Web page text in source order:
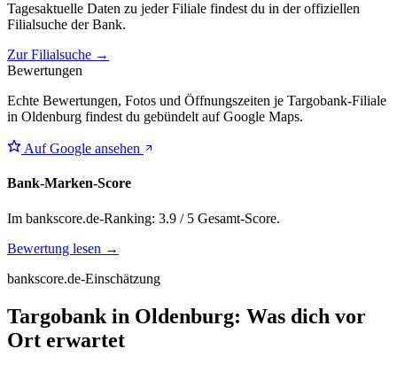
Tagesaktuelle Daten zu jeder Filiale findest du in der offiziellen
Filialsuche der Bank.
Zur Filialsuche →
Bewertungen
Echte Bewertungen, Fotos und Öffnungszeiten je Targobank-Filiale
in Oldenburg findest du gebündelt auf Google Maps.
Auf Google ansehen
Bank-Marken-Score
Im bankscore.de-Ranking: 3.9 / 5 Gesamt-Score.
Bewertung lesen →
bankscore.de-Einschätzung
Targobank in Oldenburg: Was dich vor
Ort erwartet